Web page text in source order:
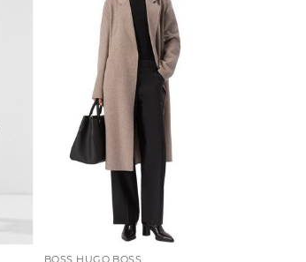
BOSS HUGO BOSS